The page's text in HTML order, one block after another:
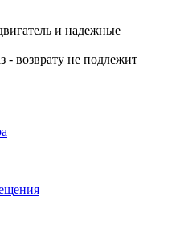
и надежные
- возврату не подлежит